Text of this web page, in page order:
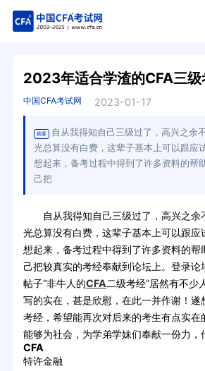
2023年适合学渣的CFA三级
中国CFA考试网 2023-01-17
摘要
自从我得知自己三级过了，高兴之余
光总算没有白费，这辈子基本上可以跟应
想起来，备考过程中得到了许多资料的帮
己把
自从我得知自己三级过了，高兴之余
光总算没有白费，这辈子基本上可以跟应
想起来，备考过程中得到了许多资料的帮
己把较真实的考经奉献到论坛上。登录论
帖子“非牛人的CFA二级考经”居然有不少
写的实在，甚是欣慰，在此一并作谢！遂
考经，希望能再次对后来的考生有点实在
能够为社会，为学弟学妹们奉献一份力，
CFA
特许金融